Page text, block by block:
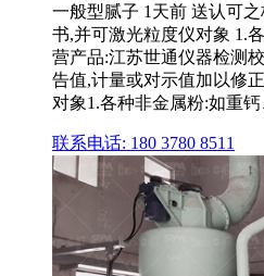
一般型腻子 1天前 送认可
书,并可激光粒度仪对象 1.
营产品:江苏世通仪器检测
告值,计量或对示值加以修
对象1.各种非金属粉:如重
联系电话: 180 3780 8511